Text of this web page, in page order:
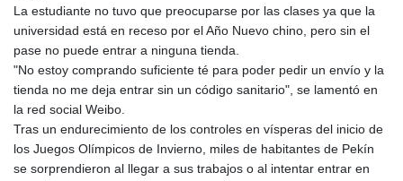
La estudiante no tuvo que preocuparse por las clases ya que la
universidad está en receso por el Año Nuevo chino, pero sin el
pase no puede entrar a ninguna tienda.
"No estoy comprando suficiente té para poder pedir un envío y la
tienda no me deja entrar sin un código sanitario", se lamentó en
la red social Weibo.
Tras un endurecimiento de los controles en vísperas del inicio de
los Juegos Olímpicos de Invierno, miles de habitantes de Pekín
se sorprendieron al llegar a sus trabajos o al intentar entrar en